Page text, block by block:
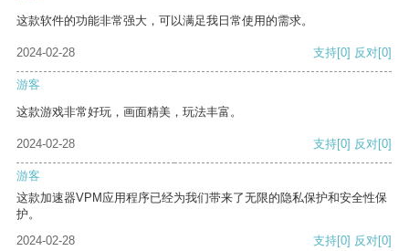
这款软件的功能非常强大，可以满足我日常使用的需求。
2024-02-28 支持[0] 反对[0]
游客
这款游戏非常好玩，画面精美，玩法丰富。
2024-02-28 支持[0] 反对[0]
游客
这款加速器VPM应用程序已经为我们带来了无限的隐私保护和安全性保
护。
2024-02-28
支持[0] 反对[0]